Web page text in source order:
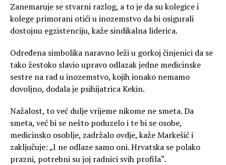
Zanemaruje se stvarni razlog, a to je da su kolegice i
kolege primorani otići u inozemstvo da bi osigurali
dostojnu egzistenciju, kaže sindikalna liderica.
Određena simbolika naravno leži u gorkoj činjenici da se
tako žestoko slavio upravo odlazak jedne medicinske
sestre na rad u inozemstvo, kojih ionako nemamo
dovoljno, dodala je psihijatrica Kekin.
Nažalost, to već dulje vrijeme nikome ne smeta. Da
smeta, već bi se nešto poduzelo i te bi se osobe,
medicinsko osoblje, zadržalo ovdje, kaže Markešić i
zaključuje: „I ne odlaze samo oni. Hrvatska se polako
prazni, potrebni su joj radnici svih profila“.